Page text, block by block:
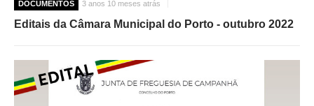
DOCUMENTOS 3 anos 10 meses atrás
Editais da Câmara Municipal do Porto - outubro 2022